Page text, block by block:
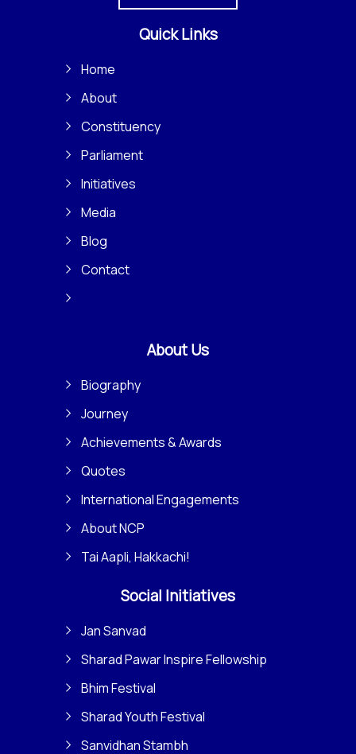
Quick Links
Home
About
Constituency
Parliament
Initiatives
Media
Blog
Contact
About Us
Biography
Journey
Achievements & Awards
Quotes
International Engagements
About NCP
Tai Aapli, Hakkachi!
Social Initiatives
Jan Sanvad
Sharad Pawar Inspire Fellowship
Bhim Festival
Sharad Youth Festival
Sanvidhan Stambh